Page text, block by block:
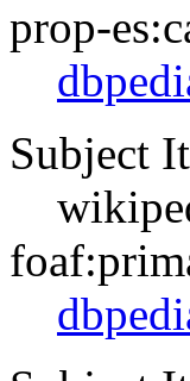
prop-
Subject